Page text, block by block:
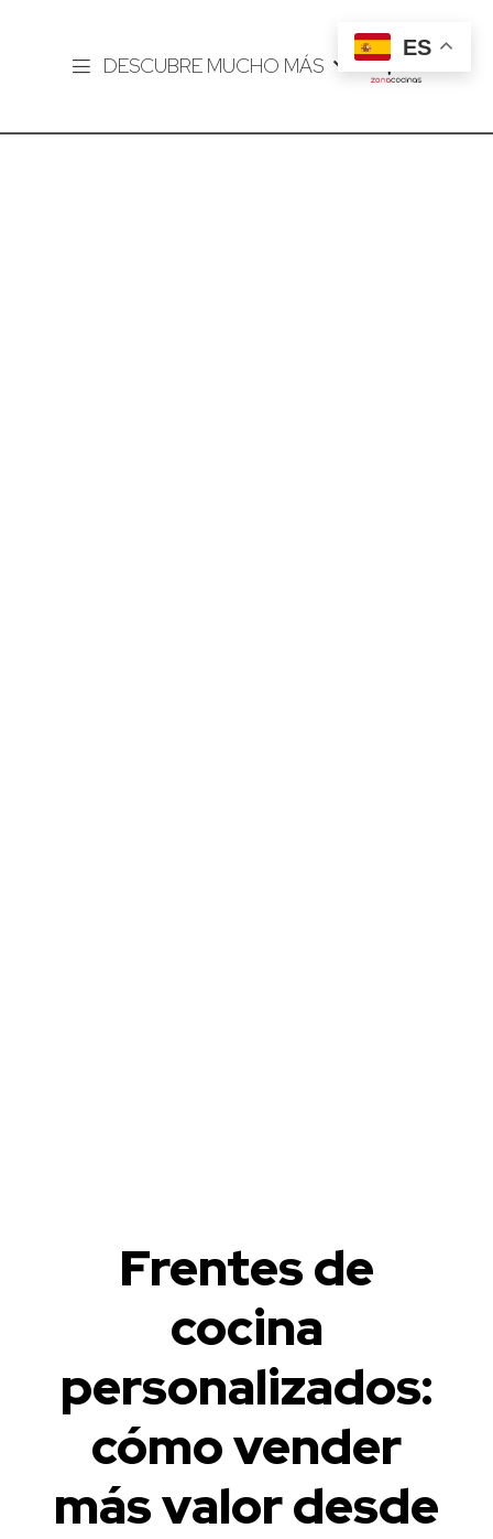
DESCUBRE MUCHO MÁS
Frentes de
cocina
personalizados:
cómo vender
más valor desde
ES